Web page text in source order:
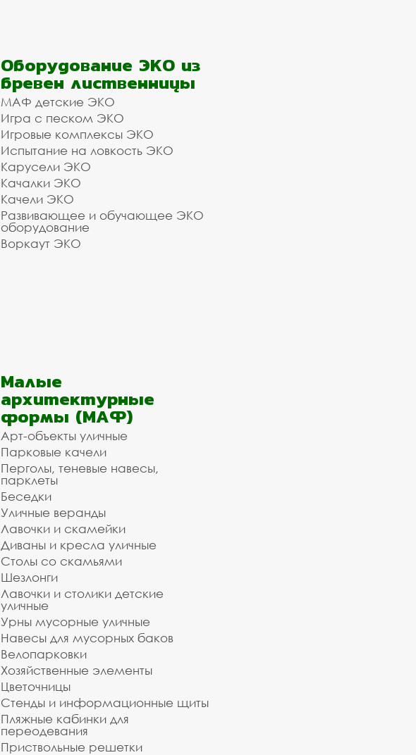
Оборудование ЭКО из
бревен лиственницы
МАФ детские ЭКО
Игра с песком ЭКО
Игровые комплексы ЭКО
Испытание на ловкость ЭКО
Карусели ЭКО
Качалки ЭКО
Качели ЭКО
Развивающее и обучающее ЭКО
оборудование
Воркаут ЭКО
Малые
архитектурные
формы (МАФ)
Арт-объекты уличные
Парковые качели
Перголы, теневые навесы,
парклеты
Беседки
Уличные веранды
Лавочки и скамейки
Диваны и кресла уличные
Столы со скамьями
Шезлонги
Лавочки и столики детские
уличные
Урны мусорные уличные
Навесы для мусорных баков
Велопарковки
Хозяйственные элементы
Цветочницы
Стенды и информационные щиты
Пляжные кабинки для
переодевания
Приствольные решетки